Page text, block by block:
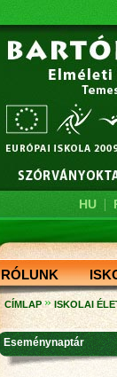
HU|
RÓLUNK
CÍMLAP » ISKOLAI
Eseménynaptár